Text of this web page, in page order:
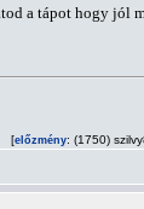
a tápot hogy jól
[előzmény: (1750)